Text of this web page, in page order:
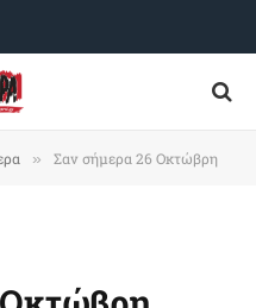
» Σαν σήμερα 26 Οκτώβρη